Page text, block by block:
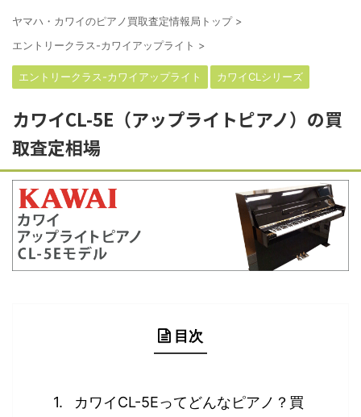
ヤマハ・カワイのピアノ買取査定情報局トップ>
エントリークラス-カワイアップライト >
エントリークラス-カワイアップライト カワイCLシリーズ
カワイCL-5E（アップライトピアノ）の買
取査定相場
目次
カワイCL-5Eってどんなピアノ？買